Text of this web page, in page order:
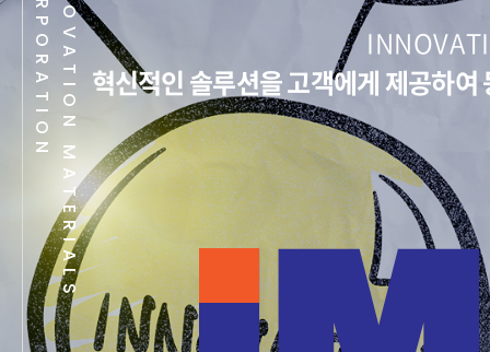
I
N
N
O
V
A
T
I
O
N
M
A
T
E
R
I
A
L
S
C
O
R
P
O
R
A
T
I
O
N
최고의 품질로 최고의 가치를 창